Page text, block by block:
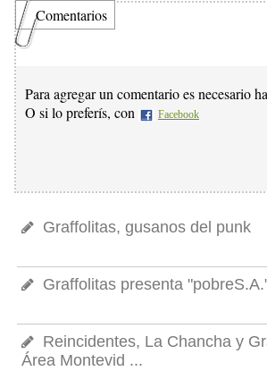
Comentarios
Para agregar un comentario es necesario
O si lo preferís, con Facebook
Graffolitas, gusanos del punk
Graffolitas presenta
Reincidentes, La Chancha y
Área Montevid ...